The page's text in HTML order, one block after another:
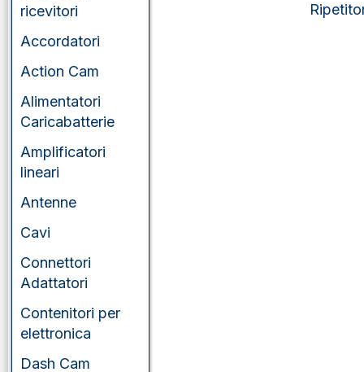
ricevitori
Accordatori
Action Cam
Alimentatori
Caricabatterie
Amplificatori
lineari
Antenne
Cavi
Connettori
Adattatori
Contenitori per
elettronica
Dash Cam